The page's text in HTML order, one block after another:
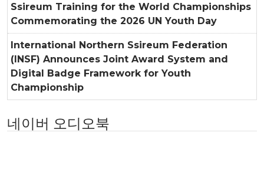
Ssireum Training for the World Championships
Commemorating the 2026 UN Youth Day
International Northern Ssireum Federation
(INSF) Announces Joint Award System and
Digital Badge Framework for Youth
Championship
네이버 오디오북